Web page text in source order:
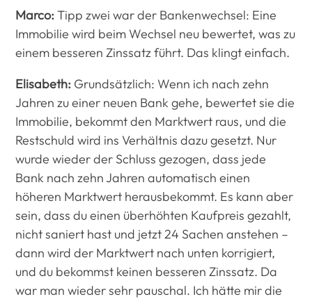
Marco:Tipp zwei war der Bankenwechsel: Eine
Immobilie wird beim Wechsel neu bewertet, was zu
einem besseren Zinssatz führt. Das klingt einfach.
Elisabeth: Grundsätzlich: Wenn ich nach zehn
Jahren zu einer neuen Bank gehe, bewertet sie die
Immobilie, bekommt den Marktwert raus, und die
Restschuld wird ins Verhältnis dazu gesetzt. Nur
wurde wieder der Schluss gezogen, dass jede
Bank nach zehn Jahren automatisch einen
höheren Marktwert herausbekommt. Es kann aber
sein, dass du einen überhöhten Kaufpreis gezahlt,
nicht saniert hast und jetzt 24 Sachen anstehen –
dann wird der Marktwert nach unten korrigiert,
und du bekommst keinen besseren Zinssatz. Da
war man wieder sehr pauschal. Ich hätte mir die